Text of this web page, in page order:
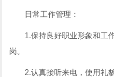
日常工作管理：
1.保持良好职业形象和工
岗。
2.认真接听来电，使用礼